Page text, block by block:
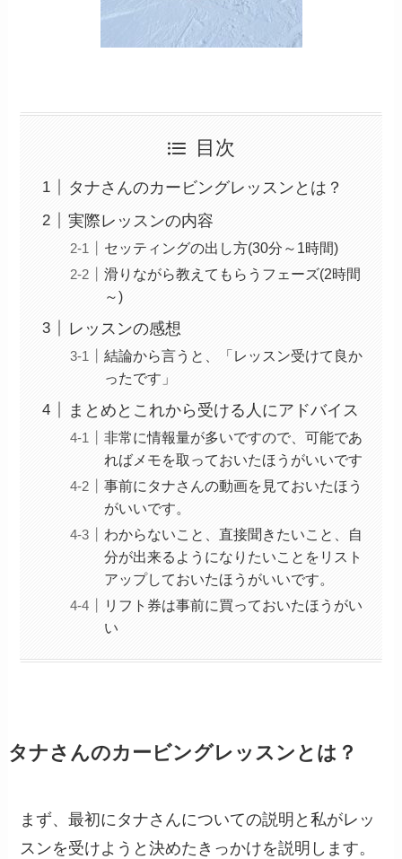
目次
タナさんのカービングレッスンとは？
実際レッスンの内容
セッティングの出し方(30分～1時間)
滑りながら教えてもらうフェーズ(2時間
～)
レッスンの感想
結論から言うと、「レッスン受けて良か
ったです」
まとめとこれから受ける人にアドバイス
非常に情報量が多いですので、可能であ
ればメモを取っておいたほうがいいです
事前にタナさんの動画を見ておいたほう
がいいです。
わからないこと、直接聞きたいこと、自
分が出来るようになりたいことをリスト
アップしておいたほうがいいです。
リフト券は事前に買っておいたほうがい
い
タナさんのカービングレッスンとは？
まず、最初にタナさんについての説明と私がレッ
スンを受けようと決めたきっかけを説明します。